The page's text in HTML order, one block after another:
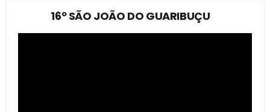
16º SÃO JOÃO DO GUARIBUÇU